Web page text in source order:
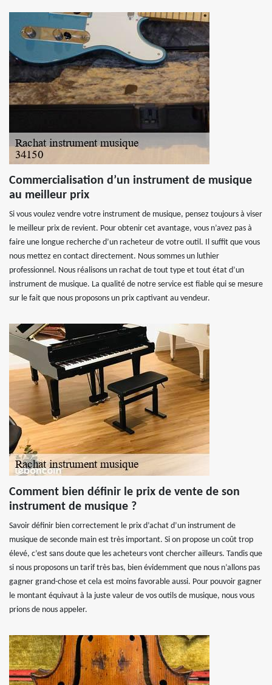
Commercialisation d’un instrument de musique
au meilleur prix
Si vous voulez vendre votre instrument de musique, pensez toujours à viser
le meilleur prix de revient. Pour obtenir cet avantage, vous n’avez pas à
faire une longue recherche d’un racheteur de votre outil. Il suffit que vous
nous mettez en contact directement. Nous sommes un luthier
professionnel. Nous réalisons un rachat de tout type et tout état d’un
instrument de musique. La qualité de notre service est fiable qui se mesure
sur le fait que nous proposons un prix captivant au vendeur.
Comment bien définir le prix de vente de son
instrument de musique ?
Savoir définir bien correctement le prix d’achat d’un instrument de
musique de seconde main est très important. Si on propose un coût trop
élevé, c’est sans doute que les acheteurs vont chercher ailleurs. Tandis que
si nous proposons un tarif très bas, bien évidemment que nous n’allons pas
gagner grand-chose et cela est moins favorable aussi. Pour pouvoir gagner
le montant équivaut à la juste valeur de vos outils de musique, nous vous
prions de nous appeler.